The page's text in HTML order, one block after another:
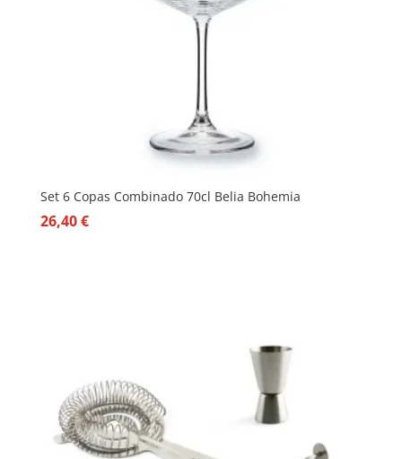
Set 6 Copas Combinado 70cl Belia Bohemia
26,40€